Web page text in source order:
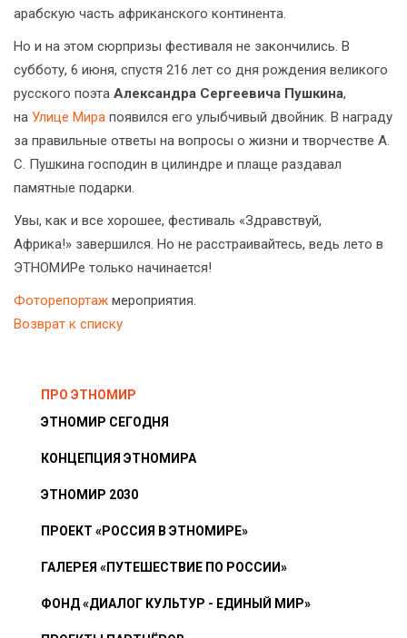
арабскую часть африканского континента.
Но и на этом сюрпризы фестиваля не закончились. В
субботу, 6 июня, спустя 216 лет со дня рождения великого
русского поэта Александра Сергеевича Пушкина,
на Улице Мира появился его улыбчивый двойник. В награду
за правильные ответы на вопросы о жизни и творчестве А.
С. Пушкина господин в цилиндре и плаще раздавал
памятные подарки.
Увы, как и все хорошее, фестиваль «Здравствуй,
Африка!» завершился. Но не расстраивайтесь, ведь лето в
ЭТНОМИРе только начинается!
Фоторепортаж мероприятия.
Возврат к списку
ПРО ЭТНОМИР
ЭТНОМИР СЕГОДНЯ
КОНЦЕПЦИЯ ЭТНОМИРА
ЭТНОМИР 2030
ПРОЕКТ «РОССИЯ В ЭТНОМИРЕ»
ГАЛЕРЕЯ «ПУТЕШЕСТВИЕ ПО РОССИИ»
ФОНД «ДИАЛОГ КУЛЬТУР - ЕДИНЫЙ МИР»